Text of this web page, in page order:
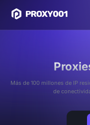
Más de 100 millones de IP
de